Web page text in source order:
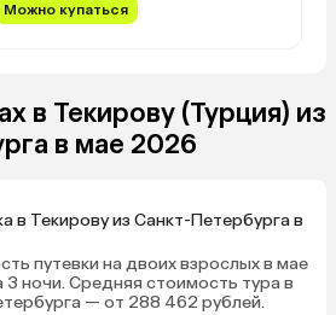
Можно купаться
в Текирову (Турция) из
в мае 2026
в Текирову из Санкт-Петербурга в
путевки на двоих взрослых в мае
3 ночи. Средняя стоимость тура в
— от 288 462 рублей.